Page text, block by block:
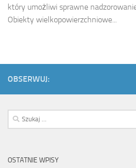
który umożliwi sprawne
Obiekty wielkopowierzchniowe...
OBSERWUJ:
Szukaj:
OSTATNIE WPISY